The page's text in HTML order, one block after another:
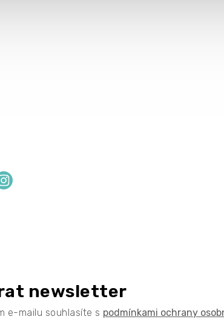
newsletter
e-mailu souhlasíte s podmínkami ochrany